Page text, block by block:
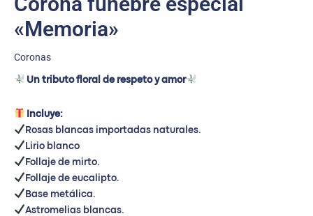
«Memoria»
Coronas
Un tributo floral de respeto y amor
Incluye:
Rosas blancas importadas naturales.
Lirio blanco
Follaje de mirto.
Follaje de eucalipto.
Base metálica.
Astromelias blancas.